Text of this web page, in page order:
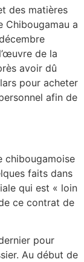
des matières
Chibougamau a
de la
avoir dû
pour acheter
afin de
chibougamoise
faits dans
qui est « loin
ce contrat de
pour
Au début de